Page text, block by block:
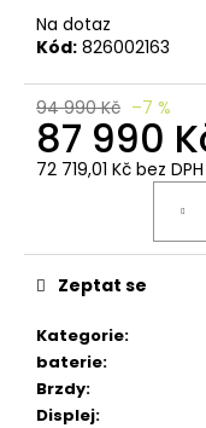
Na dotaz
Kód: 826002163
94 990 Kč –7 %
87 990
72 719,01 Kč bez DPH
Kategorie:
baterie:
Brzdy:
Displej:
Zeptat se
o
p
u
u
e